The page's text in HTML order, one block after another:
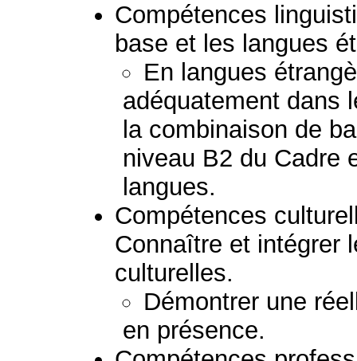
Compétences
base et les langues
En langues
adéquatement dans
la combinaison de
niveau B2 du Cadre
langues.
Compétences
Connaître et intégrer
culturelles.
Démontrer une
en présence.